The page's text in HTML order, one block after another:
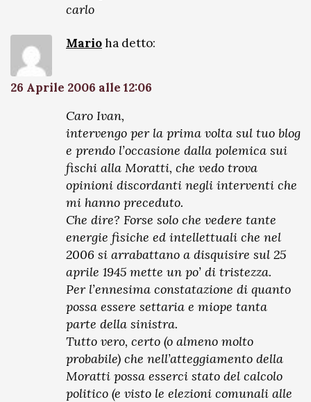
carlo
Marioha detto:
26 Aprile 2006 alle 12:06
Caro Ivan,
intervengo per la prima volta sul tuo blog
e prendo l’occasione dalla polemica sui
fischi alla Moratti, che vedo trova
opinioni discordanti negli interventi che
mi hanno preceduto.
Che dire? Forse solo che vedere tante
energie fisiche ed intellettuali che nel
2006 si arrabattano a disquisire sul 25
aprile 1945 mette un po’ di tristezza.
Per l’ennesima constatazione di quanto
possa essere settaria e miope tanta
parte della sinistra.
Tutto vero, certo (o almeno molto
probabile) che nell’atteggiamento della
Moratti possa esserci stato del calcolo
politico (e visto le elezioni comunali alle